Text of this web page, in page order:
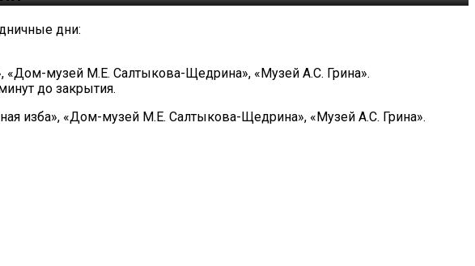
дни:
«Дом-музей М.Е. Салтыкова-Щедрина», «Музей А.С. Грина».
до закрытия.
изба», «Дом-музей М.Е. Салтыкова-Щедрина», «Музей А.С. Грина».